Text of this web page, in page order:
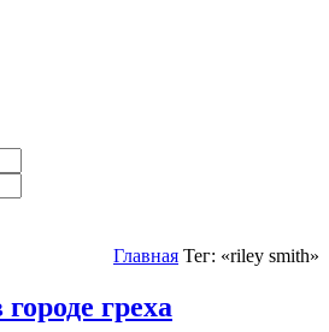
Главная Тег: «riley smith»
греха